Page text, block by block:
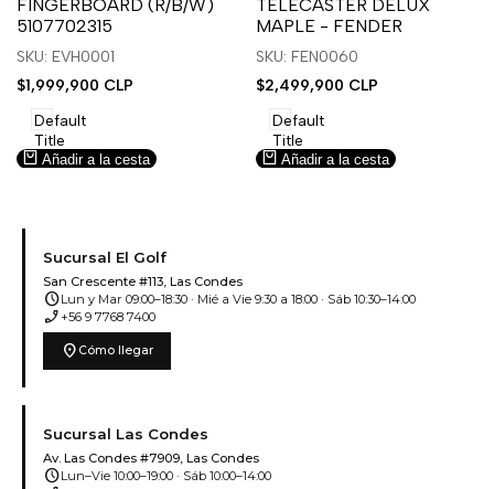
lista
deseos.
FINGERBOARD (R/B/W)
5107702315
SKU: EVH0001
Precio
venta
$1,999,900 CLP
Default
Title
Añadir a la cesta
lista
deseos.
TELECASTER DELUX
MAPLE - FENDER
SKU: FEN0060
Precio
venta
$2,499,900 CLP
Default
Title
Añadir a la cesta
Sucursal El Golf
San Crescente #113, Las Condes
scheduleLun y Mar 09:00–18:30 · Mié a Vie 9:30 a 18:00 · Sáb 10:30–14:00
phone_enabled +56 9 7768 7400
location_on Cómo llegar
Sucursal Las Condes
Av. Las Condes #7909, Las Condes
scheduleLun–Vie 10:00–19:00 · Sáb 10:00–14:00